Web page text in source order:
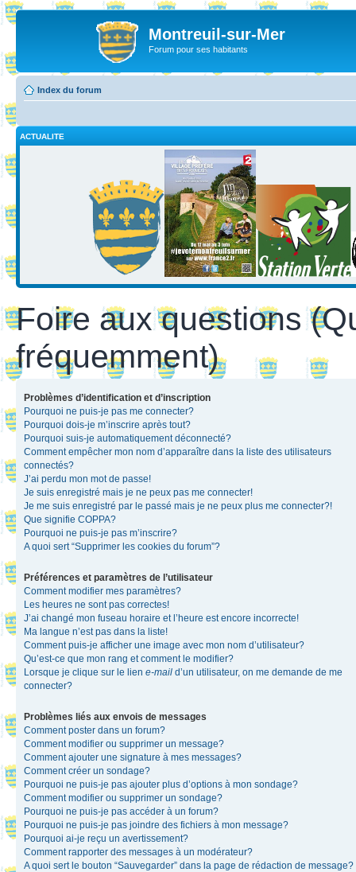
Montreuil-sur-Mer
Forum pour ses habitants
Index du forum
ACTUALITE
Foire aux questions
fréquemment)
Problèmes d’identification et d’inscription
Pourquoi ne puis-je pas me connecter?
Pourquoi dois-je m’inscrire après tout?
Pourquoi suis-je automatiquement déconnecté?
Comment empêcher mon nom d’apparaître dans la liste des utilisateurs
connectés?
J’ai perdu mon mot de passe!
Je suis enregistré mais je ne peux pas me connecter!
Je me suis enregistré par le passé mais je ne peux plus me connecter?!
Que signifie COPPA?
Pourquoi ne puis-je pas m’inscrire?
A quoi sert “Supprimer les cookies du forum”?
Préférences et paramètres de l’utilisateur
Comment modifier mes paramètres?
Les heures ne sont pas correctes!
J’ai changé mon fuseau horaire et l’heure est encore incorrecte!
Ma langue n’est pas dans la liste!
Comment puis-je afficher une image avec mon nom d’utilisateur?
Qu’est-ce que mon rang et comment le modifier?
Lorsque je clique sur le lien e-mail d’un utilisateur, on me demande de me
connecter?
Problèmes liés aux envois de messages
Comment poster dans un forum?
Comment modifier ou supprimer un message?
Comment ajouter une signature à mes messages?
Comment créer un sondage?
Pourquoi ne puis-je pas ajouter plus d’options à mon sondage?
Comment modifier ou supprimer un sondage?
Pourquoi ne puis-je pas accéder à un forum?
Pourquoi ne puis-je pas joindre des fichiers à mon message?
Pourquoi ai-je reçu un avertissement?
Comment rapporter des messages à un modérateur?
A quoi sert le bouton “Sauvegarder” dans la page de rédaction de message?